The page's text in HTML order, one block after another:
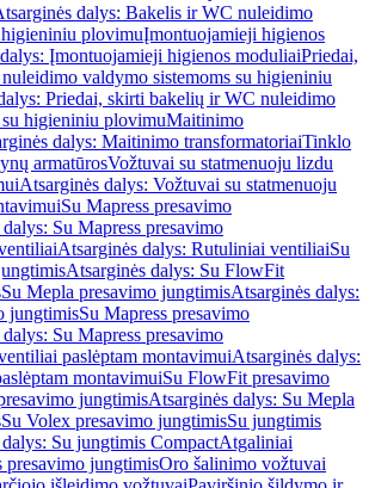
dalys: Bakelis ir WC nuleidimo
plovimuĮmontuojamieji higienos
Įmontuojamieji higienos moduliaiPriedai,
valdymo sistemoms su higieniniu
Priedai, skirti bakelių ir WC nuleidimo
higieniniu plovimuMaitinimo
dalys: Maitinimo transformatoriaiTinklo
armatūrosVožtuvai su statmenuoju lizdu
Atsarginės dalys: Vožtuvai su statmenuoju
Su Mapress presavimo
Su Mapress presavimo
Atsarginės dalys: Rutuliniai ventiliaiSu
Atsarginės dalys: Su FlowFit
Su Mepla presavimo jungtimisAtsarginės dalys:
jungtimisSu Mapress presavimo
Su Mapress presavimo
paslėptam montavimuiAtsarginės dalys:
montavimuiSu FlowFit presavimo
jungtimisAtsarginės dalys: Su Mepla
Su Volex presavimo jungtimisSu jungtimis
Su jungtimis CompactAtgaliniai
presavimo jungtimisOro šalinimo vožtuvai